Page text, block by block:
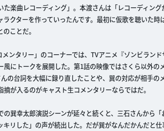
楽曲レコーディング」。本渡さんは「レコーディン
クターを作っていったんです。最初に仮歌を聴いた
ことだ。
メンタリー」のコーナーでは、TVアニメ『ゾンビラン
風にトークを展開した。第1話の映像ではさくら以外
の台詞を大幅に録り直したことや、巽の対応が相手
が入るのがキャスト生コメンタリーならではだ。
巽幸太郎演説シーンが延々と続くと、三石さんから
キリした」の声が続出した。だが巽がなんだかんだと